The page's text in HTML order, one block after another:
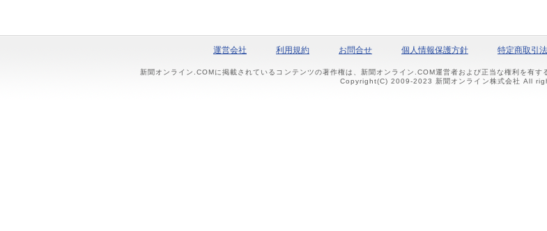
運営会社 利用規約 お問合せ 個人情報保護方針 特定商取引
新聞オンライン.COMに掲載されているコンテンツの著作権は、新聞オンライン.COM運営者および正当な権利を有
Copyright(C) 2009-2023 新聞オンライン株式会社 All